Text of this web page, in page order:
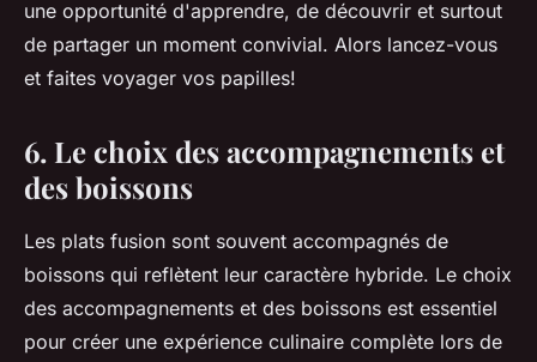
une opportunité d'apprendre, de découvrir et surtout
de partager un moment convivial. Alors lancez-vous
et faites voyager vos papilles!
6. Le choix des accompagnements et
des boissons
Les plats fusion sont souvent accompagnés de
boissons qui reflètent leur caractère hybride. Le choix
des accompagnements et des boissons est essentiel
pour créer une expérience culinaire complète lors de